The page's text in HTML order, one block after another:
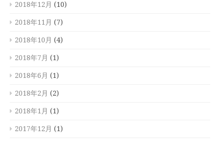
2018年12月 (10)
2018年11月 (7)
2018年10月 (4)
2018年7月 (1)
2018年6月 (1)
2018年2月 (2)
2018年1月 (1)
2017年12月 (1)